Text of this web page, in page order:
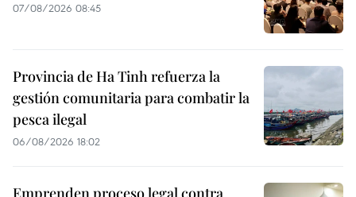
07/08/2026 08:45
Provincia de Ha Tinh refuerza la
gestión comunitaria para combatir la
pesca ilegal
06/08/2026 18:02
Emprenden proceso legal contra